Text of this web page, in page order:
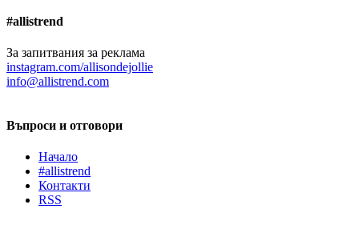
#allistrend
За запитвания за реклама
instagram.com/allisondejollie
info@allistrend.com
Въпроси и отговори
Начало
#allistrend
Контакти
RSS